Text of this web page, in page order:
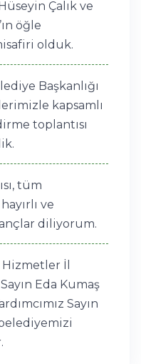
Çalık ve
öğle
olduk.
Başkanlığı
kapsamlı
toplantısı
tüm
ve
diliyorum.
Hizmetler İl
Eda Kumaş
Sayın